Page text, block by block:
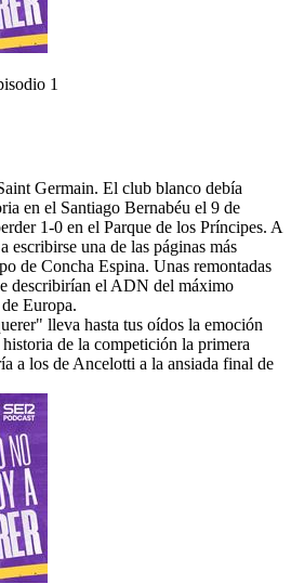
1
Germain. El club blanco debía
en el Santiago Bernabéu el 9 de
1-0 en el Parque de los Príncipes. A
escribirse una de las páginas más
de Concha Espina. Unas remontadas
describirían el ADN del máximo
Europa.
lleva hasta tus oídos la emoción
de la competición la primera
a los de Ancelotti a la ansiada final de